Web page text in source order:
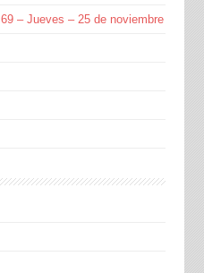
69 – Jueves – 25 de noviembre